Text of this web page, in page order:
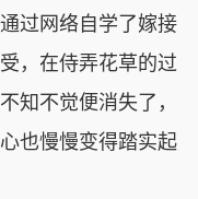
过网络自学了嫁接
，在侍弄花草的过
知不觉便消失了，
也慢慢变得踏实起